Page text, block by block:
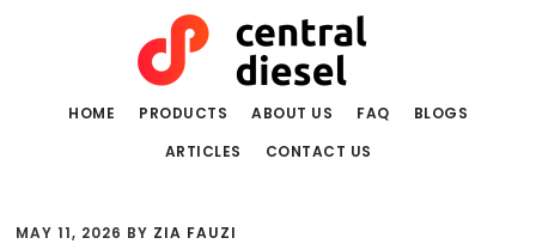
HOME PRODUCTS ABOUT US FAQ
BLOGS
ARTICLES
CONTACT US
MAY 11, 2026 BY ZIA FAUZI